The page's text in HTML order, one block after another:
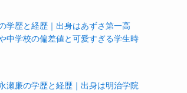
学歴と経歴｜出身はあずさ第一高
中学校の偏差値と可愛すぎる学生時
瀬廉の学歴と経歴｜出身は明治学院